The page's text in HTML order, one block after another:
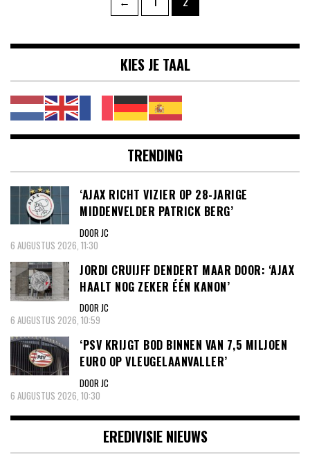
KIES JE TAAL
TRENDING
‘AJAX RICHT VIZIER OP 28-JARIGE
MIDDENVELDER PATRICK BERG’
DOOR JC
6 AUGUSTUS 2026, 11:30
JORDI CRUIJFF DENDERT MAAR DOOR: ‘AJAX
HAALT NOG ZEKER ÉÉN KANON’
DOOR JC
6 AUGUSTUS 2026, 10:59
‘PSV KRIJGT BOD BINNEN VAN 7,5 MILJOEN
EURO OP VLEUGELAANVALLER’
DOOR JC
6 AUGUSTUS 2026, 10:30
EREDIVISIE NIEUWS